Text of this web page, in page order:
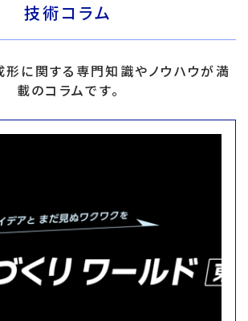
技術コラム
に関する専門知識やノウハウが満
載のコラムです。